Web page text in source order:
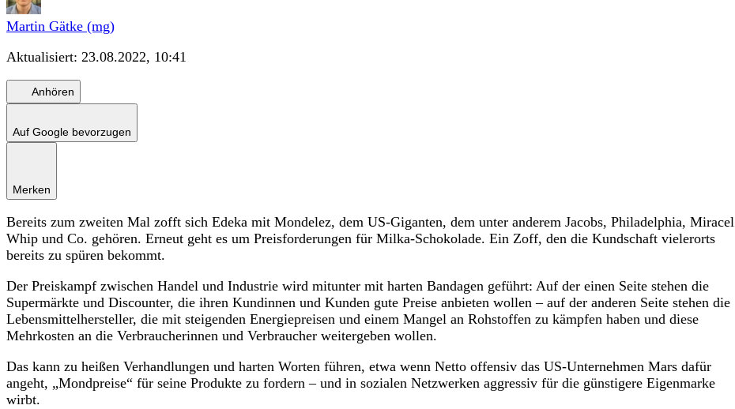
Martin Gätke (mg)
Aktualisiert: 23.08.2022, 10:41
Anhören
Auf Google bevorzugen
Merken
Bereits zum zweiten Mal zofft sich Edeka mit Mondelez, dem US-Giganten, dem unter anderem Jacobs, Philadelphia, Miracel
Whip und Co. gehören. Erneut geht es um Preisforderungen für Milka-Schokolade. Ein Zoff, den die Kundschaft vielerorts
bereits zu spüren bekommt.
Der Preiskampf zwischen Handel und Industrie wird mitunter mit harten Bandagen geführt: Auf der einen Seite stehen die
Supermärkte und Discounter, die ihren Kundinnen und Kunden gute Preise anbieten wollen – auf der anderen Seite stehen die
Lebensmittelhersteller, die mit steigenden Energiepreisen und einem Mangel an Rohstoffen zu kämpfen haben und diese
Mehrkosten an die Verbraucherinnen und Verbraucher weitergeben wollen.
Das kann zu heißen Verhandlungen und harten Worten führen, etwa wenn Netto offensiv das US-Unternehmen Mars dafür
angeht, „Mondpreise“ für seine Produkte zu fordern – und in sozialen Netzwerken aggressiv für die günstigere Eigenmarke
wirbt.